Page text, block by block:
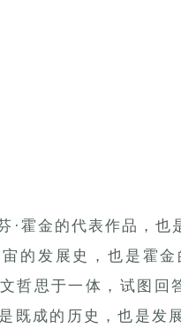
·霍金的代表作品，
的发展史，也是霍
哲思于一体，试图回
既成的历史，也是发